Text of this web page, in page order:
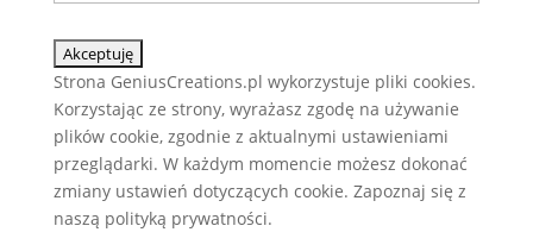
Strona GeniusCreations.pl wykorzystuje pliki cookies.
Korzystając ze strony, wyrażasz zgodę na używanie
plików cookie, zgodnie z aktualnymi ustawieniami
przeglądarki. W każdym momencie możesz dokonać
zmiany ustawień dotyczących cookie. Zapoznaj się z
naszą polityką prywatności.